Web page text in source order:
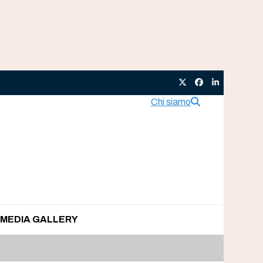
TwitterFacebook
LinkedIn
Chi siamo
MEDIA GALLERY